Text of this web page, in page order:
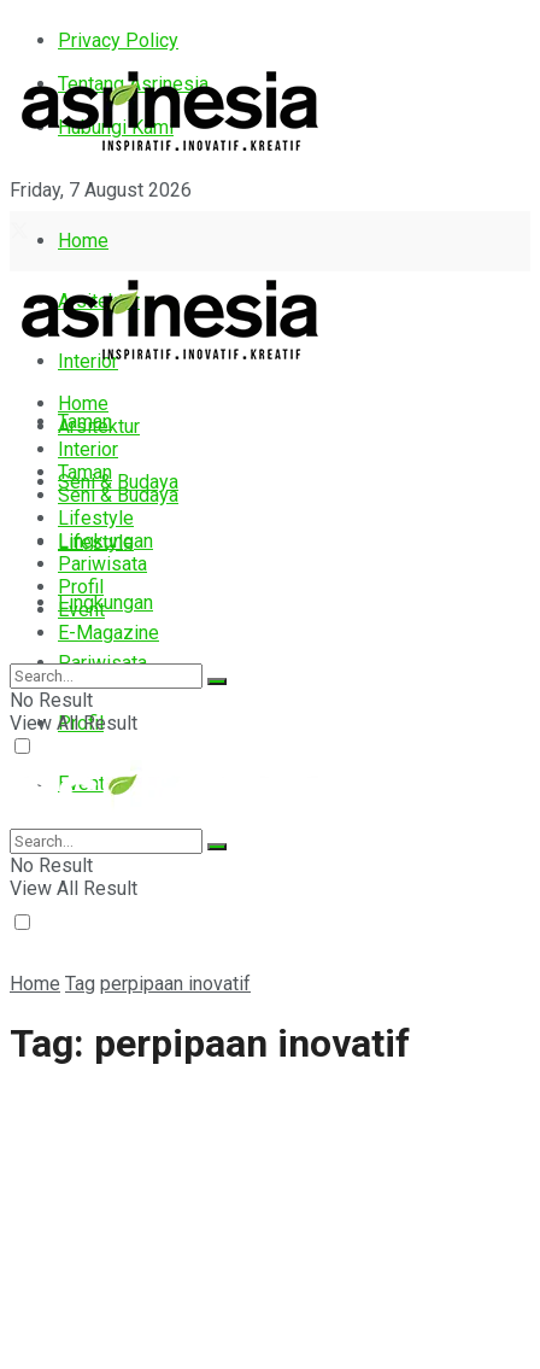
Privacy Policy
Tentang Asrinesia
Hubungi Kami
Friday, 7 August 2026
Home
Arsitektur
Interior
Taman
Seni & Budaya
Lifestyle
Lingkungan
Pariwisata
Profil
Event
E-Magazine
Home
Arsitektur
Interior
Taman
Seni & Budaya
Lifestyle
Lingkungan
Pariwisata
Profil
Event
E-Magazine
No Result
View All Result
No Result
View All Result
Home Tag perpipaan inovatif
Tag: perpipaan inovatif